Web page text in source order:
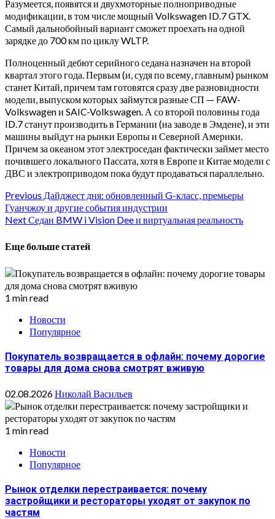
Разумеется, появятся и двухмоторные полноприводные
модификации, в том числе мощный Volkswagen ID.7 GTX.
Самый дальнобойный вариант сможет проехать на одной
зарядке до 700 км по циклу WLTP.
Полноценный дебют серийного седана назначен на второй
квартал этого года. Первым (и, судя по всему, главным) рынком
станет Китай, причем там готовятся сразу две разновидности
модели, выпуском которых займутся разные СП — FAW-
Volkswagen и SAIC-Volkswagen. А со второй половины года
ID.7 станут производить в Германии (на заводе в Эмдене), и эти
машины выйдут на рынки Европы и Северной Америки.
Причем за океаном этот электроседан фактически займет место
почившего локального Пассата, хотя в Европе и Китае модели с
ДВС и электроприводом пока будут продаваться параллельно.
Continue
Reading
Previous Дайджест дня: обновленный G-класс, премьеры
Гуанчжоу и другие события индустрии
NextСедан BMW i Vision Dee и виртуальная реальность
Еще больше статей
1 min read
Новости
Популярное
Покупатель возвращается в офлайн: почему дорогие
товары для дома снова смотрят вживую
02.08.2026Николай Васильев
1 min read
Новости
Популярное
Рынок отделки перестраивается: почему
застройщики и рестораторы уходят от закупок по
частям